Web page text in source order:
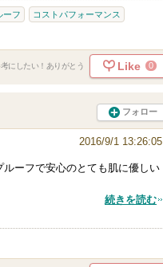
ーフ コストパフォーマンス
にしたい！ありがとう Like 0
フォロー
2016/9/1 13:26:05
ーフで安心のとても肌に優しい
続きを読む